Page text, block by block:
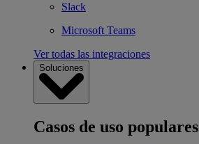
Slack
Microsoft Teams
Ver todas las integraciones
Soluciones
Casos de uso populares